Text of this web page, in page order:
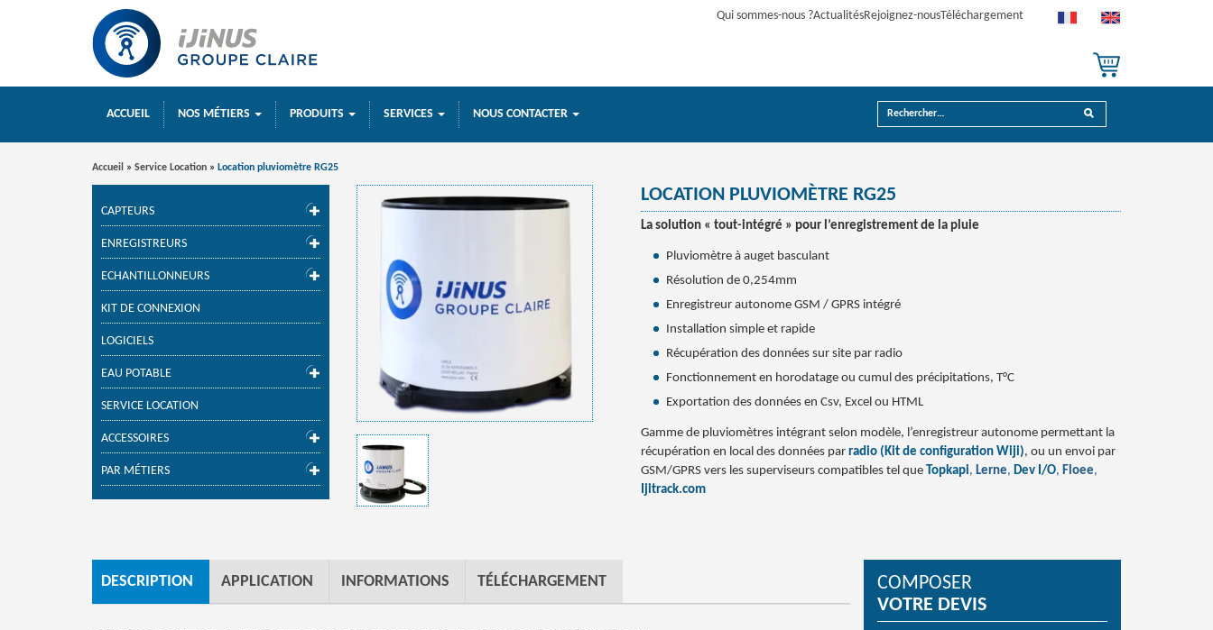
Qui sommes-nous ?ActualitésRejoignez-nousTéléchargement
ACCUEIL NOS MÉTIERS PRODUITS SERVICES NOUS CONTACTER
Accueil » Service Location » Location pluviomètre RG25
CAPTEURS
ENREGISTREURS
ECHANTILLONNEURS
KIT DE CONNEXION
LOGICIELS
EAU POTABLE
SERVICE LOCATION
ACCESSOIRES
PAR MÉTIERS
LOCATION PLUVIOMÈTRE RG25
La solution « tout-intégré » pour l’enregistrement de la pluie
Pluviomètre à auget basculant
Résolution de 0,254mm
Enregistreur autonome GSM / GPRS intégré
Installation simple et rapide
Récupération des données sur site par radio
Fonctionnement en horodatage ou cumul des précipitations, T°C
Exportation des données en Csv, Excel ou HTML
Gamme de pluviomètres intégrant selon modèle, l’enregistreur autonome permettant la
récupération en local des données par radio (Kit de configuration Wiji), ou un envoi par
GSM/GPRS vers les superviseurs compatibles tel que Topkapi,Lerne,Dev I/O,Floee,
Ijitrack.com
DESCRIPTION APPLICATION INFORMATIONS TÉLÉCHARGEMENT
COMPOSER
VOTRE DEVIS